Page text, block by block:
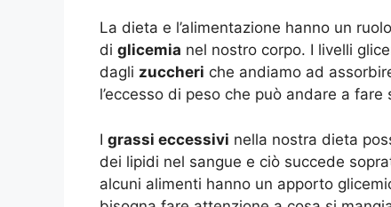
La dieta e l’alimentazione hanno un
di glicemia nel nostro corpo. I livelli
dagli zuccheri che andiamo ad
l’eccesso di peso che può andare a fare
I grassi eccessivi nella nostra dieta
dei lipidi nel sangue e ciò succede
alcuni alimenti hanno un apporto